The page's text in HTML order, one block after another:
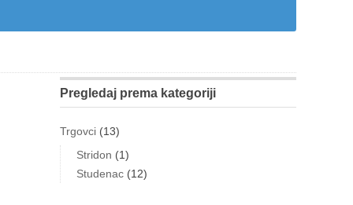
Pregledaj prema kategoriji
Trgovci (13)
Stridon (1)
Studenac (12)